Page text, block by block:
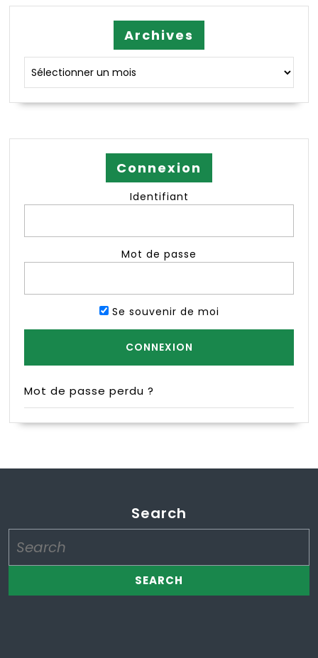
Archives
Connexion
Identifiant
Mot de passe
Se souvenir de moi
Mot de passe perdu ?
Search
for: